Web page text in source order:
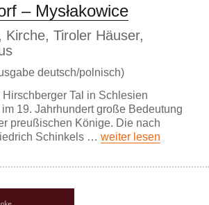
– Mysłakowice
Kirche, Tiroler Häuser,
deutsch/polnisch)
Hirschberger Tal in Schlesien
19. Jahrhundert große Bedeutung
preußischen Könige. Die nach
Schinkels …weiter lesen